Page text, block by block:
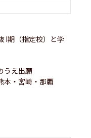
I期（指定校）と学
うえ出願
本・宮崎・那覇